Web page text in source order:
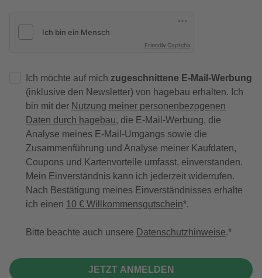
Friendly Captcha
Ich möchte auf mich zugeschnittene E-Mail-Werbung
(inklusive den Newsletter) von hagebau erhalten. Ich
bin mit der Nutzung meiner personenbezogenen
Daten durch hagebau, die E-Mail-Werbung, die
Analyse meines E-Mail-Umgangs sowie die
Zusammenführung und Analyse meiner Kaufdaten,
Coupons und Kartenvorteile umfasst, einverstanden.
Mein Einverständnis kann ich jederzeit widerrufen.
Nach Bestätigung meines Einverständnisses erhalte
ich einen 10 € Willkommensgutschein*.
Bitte beachte auch unsere Datenschutzhinweise.
JETZT ANMELDEN